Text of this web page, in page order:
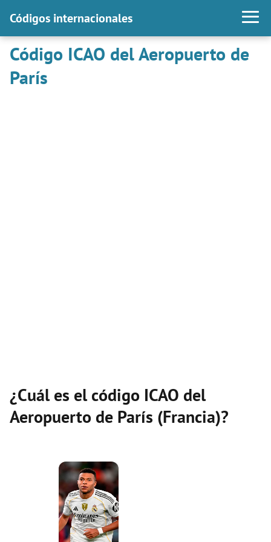
Códigos internacionales
Código ICAO del Aeropuerto de
París
¿Cuál es el código ICAO del
Aeropuerto de París (Francia)?
×